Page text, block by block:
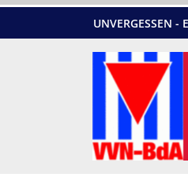
UNVERGESSEN -